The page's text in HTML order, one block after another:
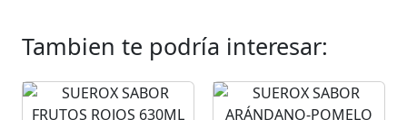
Tambien te podría interesar: